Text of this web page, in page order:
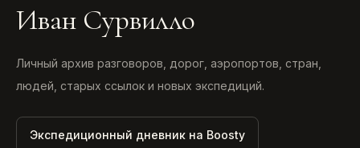
Иван Сурвилло
Личный архив разговоров, дорог, аэропортов, стран,
людей, старых ссылок и новых экспедиций.
Экспедиционный дневник на Boosty